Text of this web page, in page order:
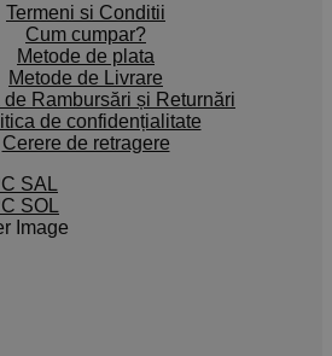
Termeni si Conditii
Cum cumpar?
Metode de plata
Metode de Livrare
de Rambursări și Returnări
de confidențialitate
Cerere de retragere